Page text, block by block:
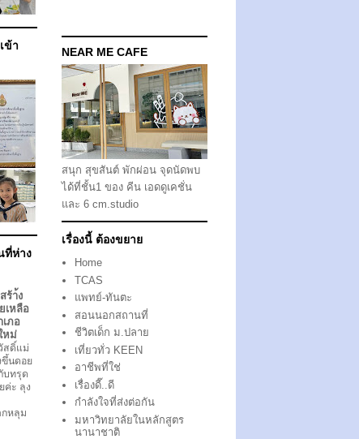
ข้า
ที่ห่าง
ร้า้ง
เหลือ
ภอ
หม่
สดิ์แม่
ขึ้นดอย
บทรุด
ค่ะ ลุง
กหลุม
NEAR ME CAFE
สนุก สุขสันต์ พักผ่อน จุดนัดพบ
ได้ที่ชั้น1 ของ คีน เอดดูเคชั่น
และ 6 cm.studio
เรื่องนี้ ต้องขยาย
Home
TCAS
แพทย์-ทันตะ
สอนนอกสถานที่
ชีวิตเด็ก ม.ปลาย
เที่ยวทั่ว KEEN
อาชีพที่ใช่
เรื่องดี๊..ดี
กำลังใจที่ส่งต่อกัน
มหาวิทยาลัยในหลักสูตร
นานาชาติ